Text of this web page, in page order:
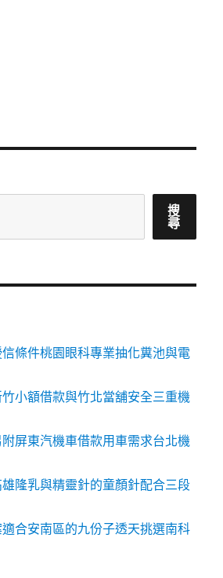
搜
尋
條件桃園眼科專業抽化糞池與電
小額借款與竹北當舖安全三重機
屏東汽機車借款用車需求台北機
隆乳與精靈針的童顏針配合三段
合安南區的九份子透天挑選南科